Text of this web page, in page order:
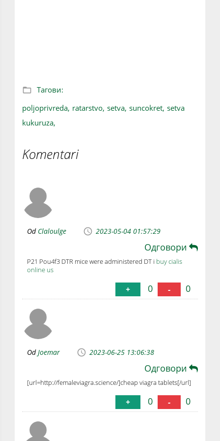
Тагови:
poljoprivreda, ratarstvo, setva, suncokret, setva
kukuruza,
Komentari
Od Claloulge 2023-05-04 01:57:29
Одговори
P21 Pou4f3 DTR mice were administered DT i buy cialis
online us
+ 0 - 0
OdJoemar 2023-06-25 13:06:38
Одговори
[url=http://femaleviagra.science/]cheap viagra tablets[/url]
+ 0 - 0